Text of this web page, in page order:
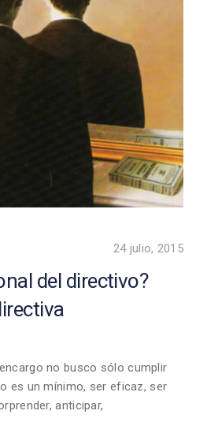
24 julio, 2015
del directivo?
no busco sólo cumplir
es un mínimo, ser eficaz, ser
anticipar,